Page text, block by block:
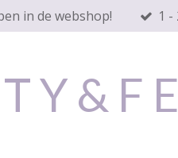
in de webshop! 1
Y & F